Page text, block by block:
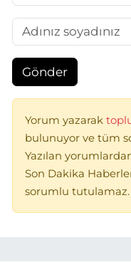
Gönder
Yorum yazarak
bulunuyor ve tüm
Yazılan
Son Dakika
sorumlu tutulamaz.